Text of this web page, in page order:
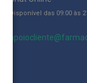
Disponível das 09:00 às